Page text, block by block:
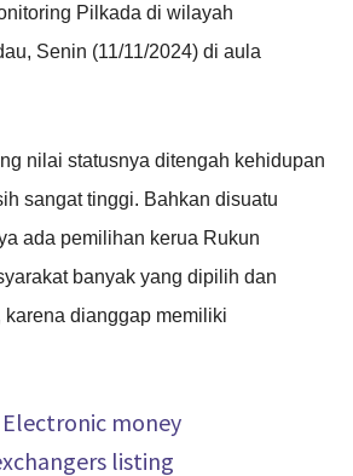
Pilkada di wilayah
Senin (11/11/2024) di aula
nilai statusnya ditengah kehidupan
sangat tinggi. Bahkan disuatu
ada pemilihan kerua Rukun
banyak yang dipilih dan
karena dianggap memiliki